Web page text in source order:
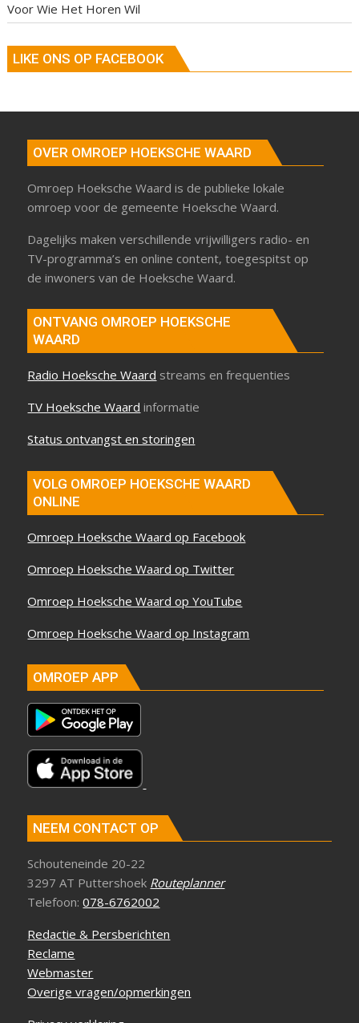
Voor Wie Het Horen Wil
LIKE ONS OP FACEBOOK
OVER OMROEP HOEKSCHE WAARD
Omroep Hoeksche Waard is de publieke lokale
omroep voor de gemeente Hoeksche Waard.
Dagelijks maken verschillende vrijwilligers radio- en
TV-programma’s en online content, toegespitst op
de inwoners van de Hoeksche Waard.
ONTVANG OMROEP HOEKSCHE
WAARD
Radio Hoeksche Waard streams en frequenties
TV Hoeksche Waard informatie
Status ontvangst en storingen
VOLG OMROEP HOEKSCHE WAARD
ONLINE
Omroep Hoeksche Waard op Facebook
Omroep Hoeksche Waard op Twitter
Omroep Hoeksche Waard op YouTube
Omroep Hoeksche Waard op Instagram
OMROEP APP
NEEM CONTACT OP
Schouteneinde 20-22
3297 AT Puttershoek Routeplanner
Telefoon:078-6762002
Redactie & Persberichten
Reclame
Webmaster
Overige vragen/opmerkingen